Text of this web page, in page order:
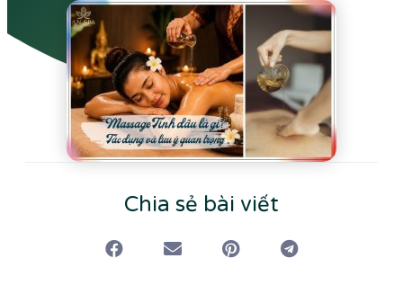
Chia sẻ bài viết